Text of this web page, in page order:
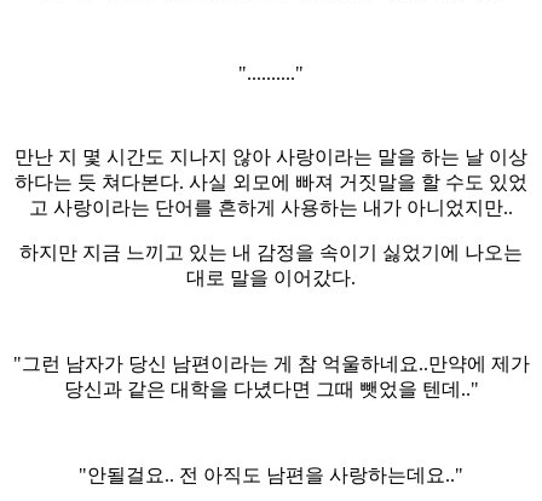
".........."
만난 지 몇 시간도 지나지 않아 사랑이라는 말을 하는 날 이상
하다는 듯 쳐다본다. 사실 외모에 빠져 거짓말을 할 수도 있었
고 사랑이라는 단어를 흔하게 사용하는 내가 아니었지만..
하지만 지금 느끼고 있는 내 감정을 속이기 싫었기에 나오는
대로 말을 이어갔다.
"그런 남자가 당신 남편이라는 게 참 억울하네요..만약에 제가
당신과 같은 대학을 다녔다면 그때 뺏었을 텐데.."
"안될걸요.. 전 아직도 남편을 사랑하는데요.."